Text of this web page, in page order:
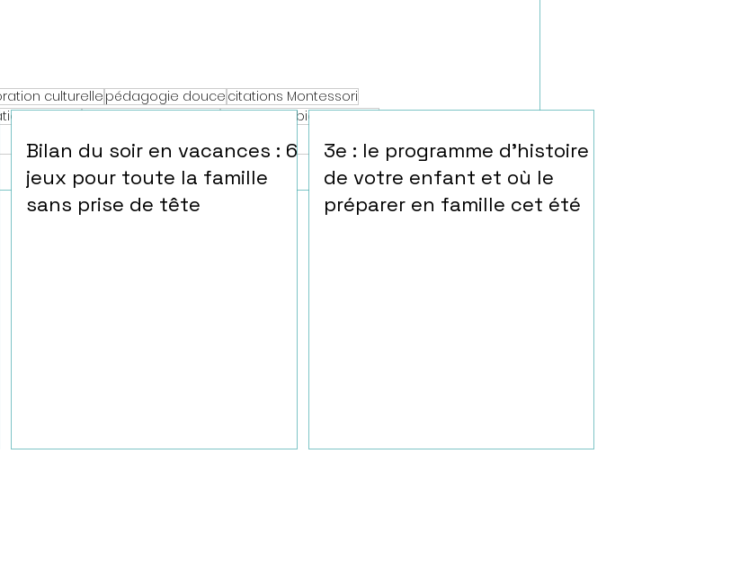
culturelle pédagogie douce citations Montessori
positiveapprendre en jouantparentalité bienveillante
Bilan du soir en vacances : 6
jeux pour toute la famille
sans prise de tête
3e : le programme d'histoire
de votre enfant et où le
préparer en famille cet été